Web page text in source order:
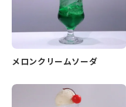
メロンクリームソーダ